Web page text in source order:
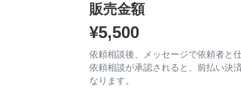
販売金額
¥5,500
依頼相談後、メッセージで依頼者と
依頼相談が承認されると、前払い決
なります。